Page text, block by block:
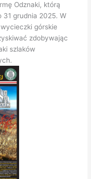
Odznaki, którą
31 grudnia 2025. W
górskie
zdobywając
szlaków